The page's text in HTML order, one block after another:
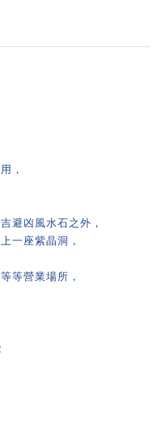
，
避凶風水石之外，
一座紫晶洞，
等營業場所，